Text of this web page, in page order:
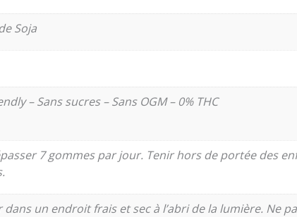
Soja
– Sans sucres – Sans OGM – 0% THC
7 gommes par jour. Tenir hors de portée des
dans un endroit frais et sec à l’abri de la lumière. Ne